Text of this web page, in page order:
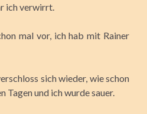
ich verwirrt.
mal vor, ich hab mit Rainer
sich wieder, wie schon
Tagen und ich wurde sauer.